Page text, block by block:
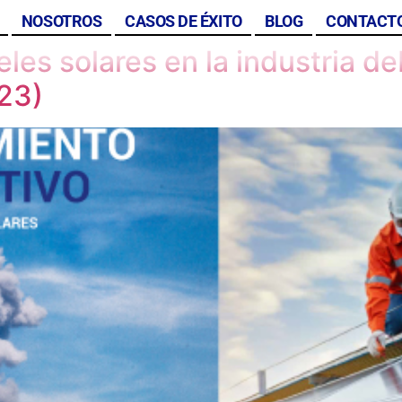
NOSOTROS CASOS DE ÉXITO BLOG
solares en la industria